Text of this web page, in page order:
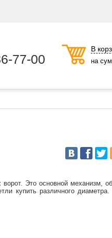
77-00
В
на
Это основной механизм,
купить различного диаметра.